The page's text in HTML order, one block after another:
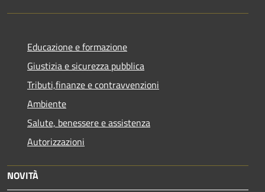
Educazione e formazione
Giustizia e sicurezza pubblica
Tributi,finanze e contravvenzioni
Ambiente
Salute, benessere e assistenza
Autorizzazioni
NOVITÀ